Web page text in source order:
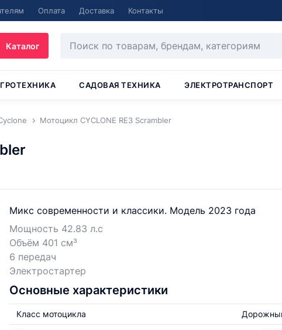
Оплата Доставка Контакты
Каталог
САДОВАЯ ТЕХНИКА ЭЛЕКТРОТРАНСПОРТ
Мотоцикл CYCLONE RE3 Scrambler
Микс современности и классики. Модель 2023 года
Мощность 42.83 л.с
Объём 401 см³
6 передач
Электростартер
Основные характеристики
Класс мотоцикла